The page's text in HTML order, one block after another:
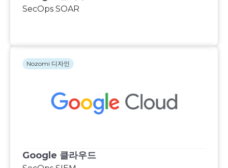
SecOps SOAR
Google 클라우드
Nozomi 디자인